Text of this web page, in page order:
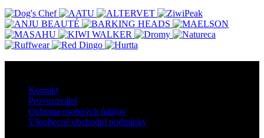
Kontakt
Provozovatel
Ochrana osobných údajov
Všeobecné obchodní podmínky